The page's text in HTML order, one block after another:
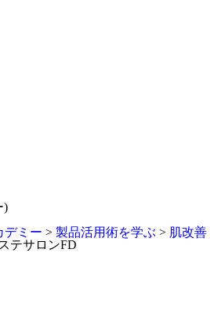
)
デミー > 製品活用術を学ぶ > 肌改善
テサロンFD